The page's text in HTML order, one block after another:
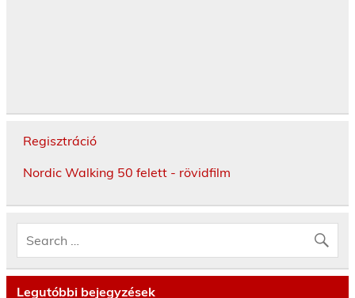
Regisztráció
Nordic Walking 50 felett - rövidfilm
Legutóbbi bejegyzések